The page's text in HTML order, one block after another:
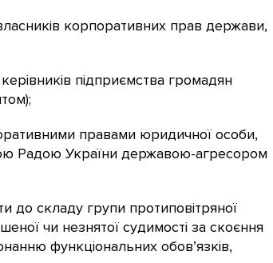
корпоративних прав держави,
підприємства громадян
правами юридичної особи,
Радою України державою-агресором
до складу групи протиповітряної
чи незнятої судимості за скоєння
функціональних обов’язків,